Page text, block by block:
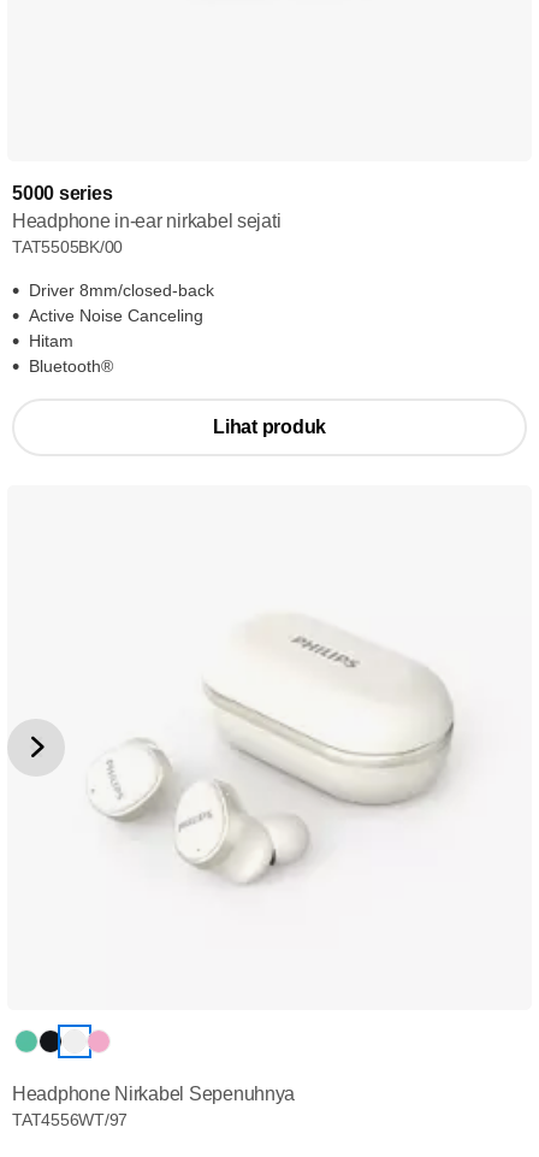
5000 series
Headphone in-ear nirkabel sejati
TAT5505BK/00
Driver 8mm/closed-back
Active Noise Canceling
Hitam
Bluetooth®
Lihat produk
Headphone Nirkabel Sepenuhnya
TAT4556WT/97